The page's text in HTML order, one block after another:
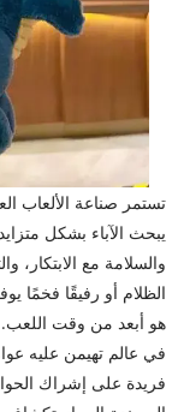
تستمر صناعة الألعاب
يبحث الآباء بشكل
والسلامة مع الابتكار،
الظلام أو رفيقًا فخمًا
هو أبعد من وقت اللعب.
في عالم تهيمن عليه
فريدة على إشراك